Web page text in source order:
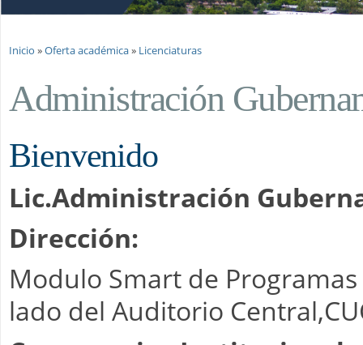
Se encuentra usted aquí
Inicio »Oferta académica» Licenciaturas
Administración
Bienvenido
Lic.Administración
Dirección:
Modulo Smart de
lado del Auditorio